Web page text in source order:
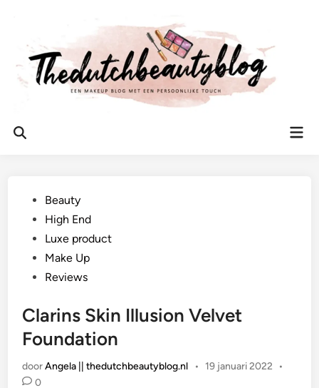
inhoud
Zoeken
Geplaatst
Beauty
High End
Luxe product
Make Up
Reviews
Clarins Skin Illusion Velvet
Foundation
doorAngela || thedutchbeautyblog.nl • 19 januari 2022
•
0